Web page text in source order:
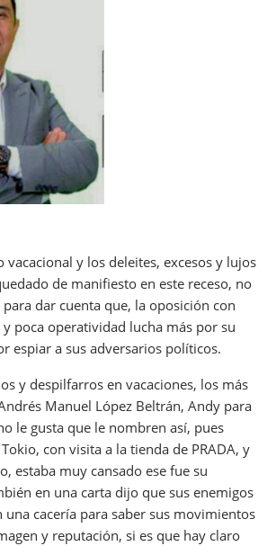
vacacional y los deleites, excesos y lujos
de manifiesto en este receso, no
dar cuenta que, la oposición con
poca operatividad lucha más por su
espiar a sus adversarios políticos.
y despilfarros en vacaciones, los más
Manuel López Beltrán, Andy para
le gusta que le nombren así, pues
con visita a la tienda de PRADA, y
estaba muy cansado ese fue su
en una carta dijo que sus enemigos
cacería para saber sus movimientos
y reputación, si es que hay claro